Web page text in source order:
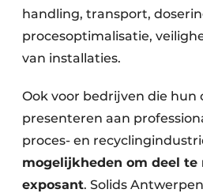
handling, transport,
procesoptimalisatie,
van installaties.
Ook voor bedrijven die hun
presenteren aan
proces- en
mogelijkheden om deel te
exposant. Solids